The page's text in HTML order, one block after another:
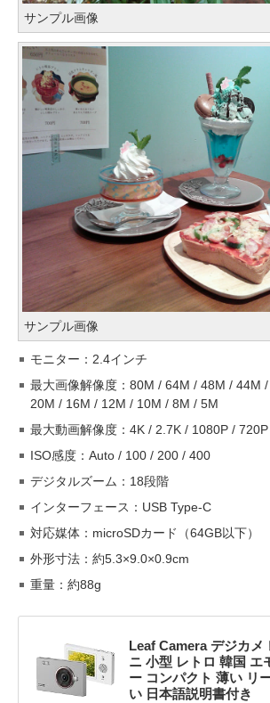
サンプル画像
サンプル画像
モニター：2.4インチ
最大画像解像度：80M / 64M / 48M / 44M
20M / 16M / 12M / 10M / 8M / 5M
最大動画解像度：4K / 2.7K / 1080P /
ISO感度：Auto / 100 / 200 / 400
デジタルズーム：18段階
インターフェース：USB Type-C
対応媒体：microSDカード（64GB以下）
外形寸法：約5.3×9.0×0.9cm
重量：約88g
Leaf Camera デジカメ
ニ 小型 レトロ 韓国 エ
ー コンパクト 薄い リ
い 日本語説明書付き